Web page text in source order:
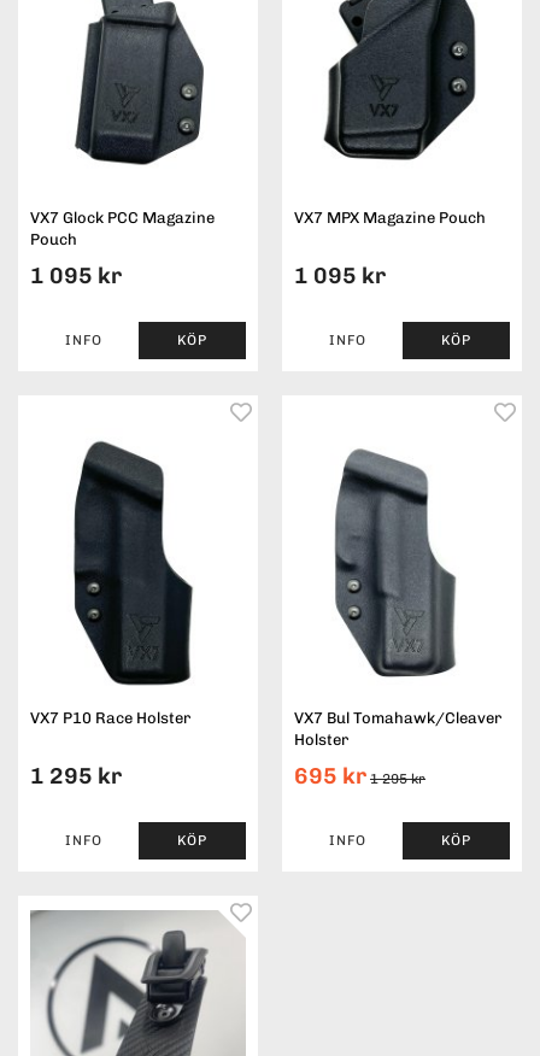
VX7 Glock PCC Magazine
Pouch
1 095 kr
INFO KÖP
VX7 MPX Magazine Pouch
1 095 kr
INFO KÖP
VX7 P10 Race Holster
1 295 kr
INFO KÖP
VX7 Bul Tomahawk/Cleaver
Holster
695 kr 1 295 kr
INFO KÖP